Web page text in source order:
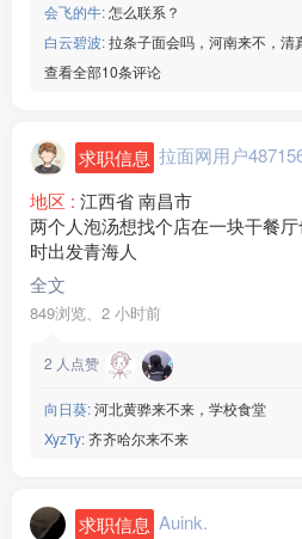
会飞的牛:怎么联系？
白云碧波:拉条子面会吗，河南来不，清
查看全部10条评论
求职信息 拉面网用户
地区 : 江西省 南昌市
两个人泡汤想找个店在一块干餐
时出发青海人
全文
849浏览、 2 小时前
2 人点赞
向日葵:河北黄骅来不来，学校食堂
XyzTy:齐齐哈尔来不来
求职信息 Auink.